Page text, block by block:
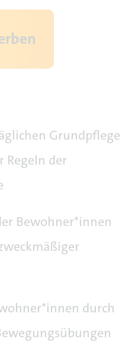
Grundpflege
Regeln der
Bewohner*innen
durch